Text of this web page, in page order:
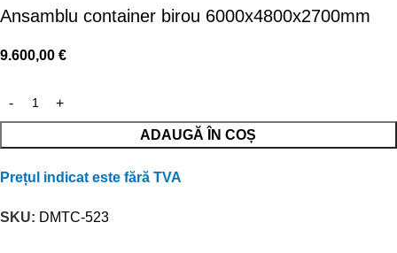
Ansamblu container birou 6000x4800x2700mm
9.600,00 €
ADAUGĂ ÎN COȘ
Prețul indicat este fără TVA
SKU: DMTC-523